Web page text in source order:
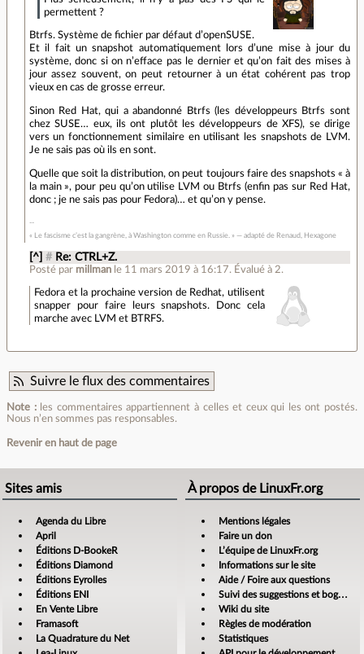
permettent ?
Btrfs. Système de fichier par défaut d’openSUSE.
Et il fait un snapshot automatiquement lors d’une mise à jour du
système, donc si on n’efface pas le dernier et qu’on fait des mises à
jour assez souvent, on peut retourner à un état cohérent pas trop
vieux en cas de grosse erreur.
Sinon Red Hat, qui a abandonné Btrfs (les développeurs Btrfs sont
chez SUSE… eux, ils ont plutôt les développeurs de XFS), se dirige
vers un fonctionnement similaire en utilisant les snapshots de LVM.
Je ne sais pas où ils en sont.
Quelle que soit la distribution, on peut toujours faire des snapshots « à
la main », pour peu qu’on utilise LVM ou Btrfs (enfin pas sur Red Hat,
donc ; je ne sais pas pour Fedora)… et qu’on y pense.
« Le fascisme c’est la gangrène, à Washington comme en Russie. » — adapté de Renaud, Hexagone
[^] # Re: CTRL+Z.
Posté par millman le 11 mars 2019 à 16:17. Évalué à 2.
Fedora et la prochaine version de Redhat, utilisent
snapper pour faire leurs snapshots. Donc cela
marche avec LVM et BTRFS.
Suivre le flux des commentaires
Note :les commentaires appartiennent à celles et ceux qui les ont postés.
Nous n’en sommes pas responsables.
Revenir en haut de page
Sites amis
Agenda du Libre
April
Éditions D-BookeR
Éditions Diamond
Éditions Eyrolles
Éditions ENI
En Vente Libre
Framasoft
La Quadrature du Net
À propos de LinuxFr.org
Mentions légales
Faire un don
L’équipe de LinuxFr.org
Informations sur le site
Aide / Foire aux questions
Suivi des suggestions et bogues
Wiki du site
Règles de modération
Statistiques